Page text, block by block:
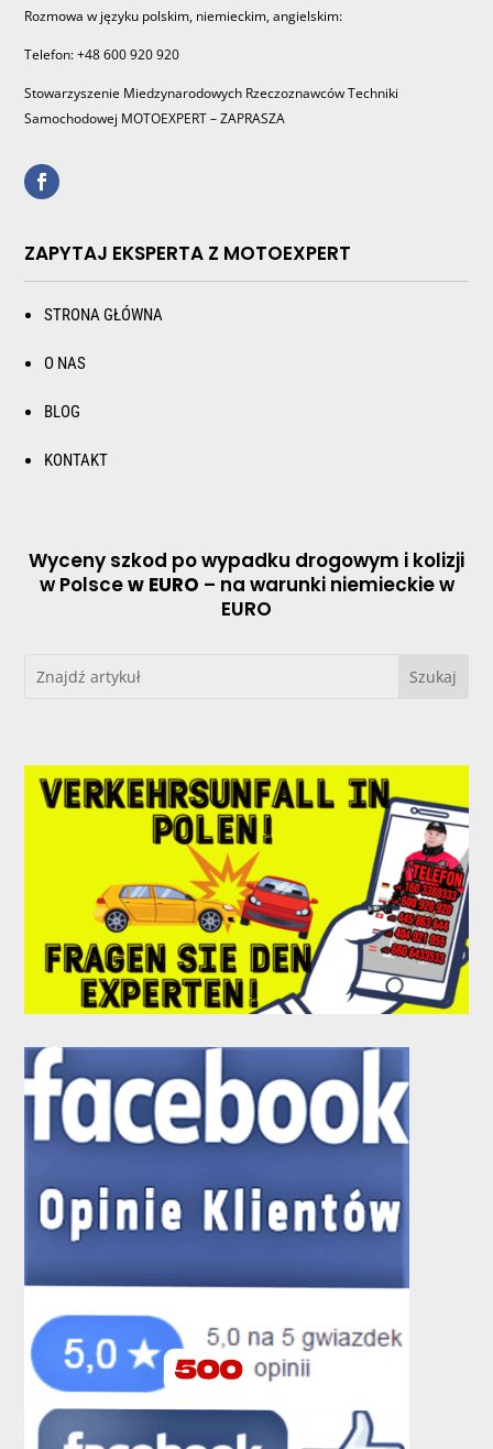
Rozmowa w języku polskim, niemieckim, angielskim:
Telefon: +48 600 920 920
Stowarzyszenie Miedzynarodowych Rzeczoznawców Techniki
Samochodowej MOTOEXPERT – ZAPRASZA
ZAPYTAJ EKSPERTA Z MOTOEXPERT
STRONA GŁÓWNA
O NAS
BLOG
KONTAKT
Wyceny szkod po wypadku drogowym i kolizji
w Polscew EURO – na warunki niemieckie w
EURO